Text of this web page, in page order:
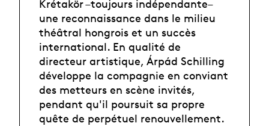
Krétakör –toujours indépendante–
une reconnaissance dans le milieu
théâtral hongrois et un succès
international. En qualité de
directeur artistique, Árpád Schilling
développe la compagnie en conviant
des metteurs en scène invités,
pendant qu'il poursuit sa propre
quête de perpétuel renouvellement.